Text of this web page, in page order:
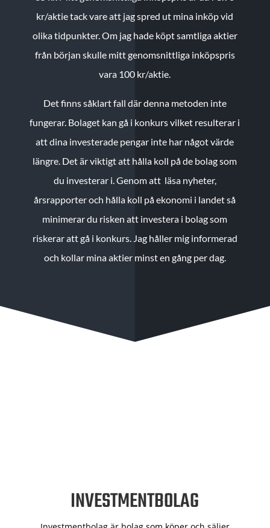
kr/aktie tack vare att jag spred ut mina inköp vid
olika tidpunkter. Om jag hade köpt samtliga aktier
från början skulle mitt genomsnittliga inköpspris
vara 100 kr/aktie.
Det finns såklart fall där denna metoden inte
fungerar. Bolaget kan gå i konkurs vilket resulterar i
att dina investerade pengar inte har något värde
längre. Det är viktigt att hålla koll på de bolag som
du investerar i. Genom att läsa nyheter,
årsrapporter och hålla koll på ekonomi i landet så
minimerar du risken att investera i bolag som
riskerar att gå i konkurs. Jag håller mig informerad
och kollar mina aktier minst en gång per dag.
INVESTMENTBOLAG